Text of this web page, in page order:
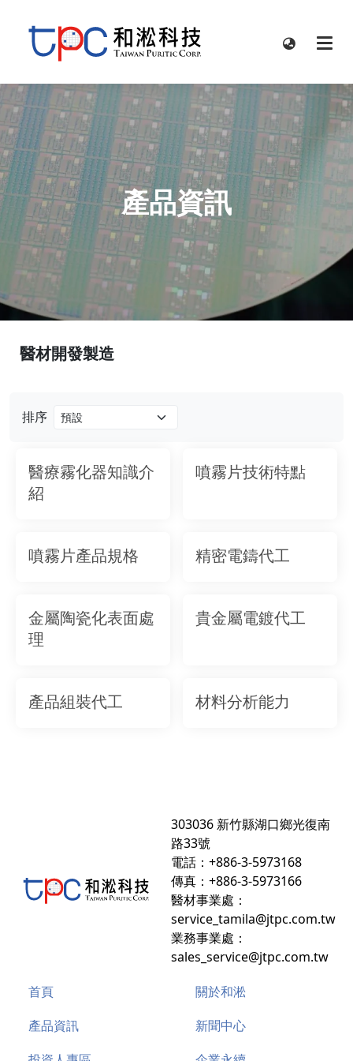
產品資訊
排序
醫療霧化器知識介
紹
噴霧片技術特點
噴霧片產品規格 精密電鑄代工
金屬陶瓷化表面處
理
貴金屬電鍍代工
產品組裝代工 材料分析能力
醫材開發製造
303036 新竹縣湖口鄉光復南
路33號
電話：+886-3-5973168
傳真：+886-3-5973166
醫材事業處：
service_tamila@jtpc.com.tw
業務事業處：
sales_service@jtpc.com.tw
首頁
關於和淞
產品資訊
新聞中心